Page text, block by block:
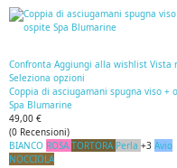
Confronta Aggiungi alla wishlist Vista
Seleziona opzioni
Coppia di asciugamani spugna viso +
Spa Blumarine
49,00 €
(0 Recensioni)
BIANCO ROSA TORTORA Perla +3 Avio
NOCCIOLA